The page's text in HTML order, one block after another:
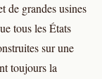
de grandes usines
tous les États
sur une
toujours la